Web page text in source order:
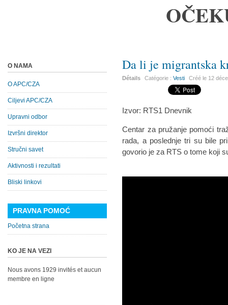
Da li je migrantska
Détails Catégorie :Vesti Créé le 12
Izvor: RTS1 Dnevnik
Centar za pružanje pomoći
rada, a poslednje tri su bile
govorio je za RTS o tome koji
O NAMA
O APC/CZA
Ciljevi APC/CZA
Upravni odbor
Izvršni direktor
Stručni savet
Aktivnosti i rezultati
Bliski linkovi
PRAVNA POMOĆ
Početna strana
KO JE NA VEZI
Nous avons 1929 invités et aucun
membre en ligne